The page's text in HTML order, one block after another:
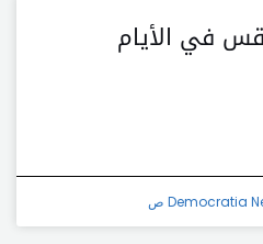
في الأيام
Democratia